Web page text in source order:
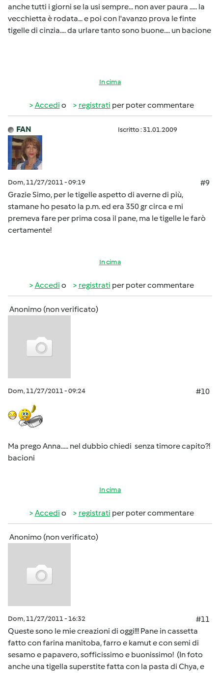
anche tutti i giorni se la usi sempre... non aver paura ..... la
vecchietta è rodata... e poi con l'avanzo prova le finte
tigelle di cinzia.... da urlare tanto sono buone.... un bacione
In cima
Accedi o registrati per poter commentare
FAN Iscritto : 31.01.2009
Dom, 11/27/2011 - 09:19
#9
Grazie Simo, per le tigelle aspetto di averne di più,
stamane ho pesato la p.m. ed era 350 gr circa e mi
premeva fare per prima cosa il pane, ma le tigelle le farò
certamente!
In cima
Accedi o registrati per poter commentare
Anonimo (non verificato)
Dom, 11/27/2011 - 09:24 #10
Ma prego Anna..... nel dubbio chiedi senza timore capito?!
bacioni
In cima
Accedi o registrati per poter commentare
Anonimo (non verificato)
Dom, 11/27/2011 - 16:32
#11
Queste sono le mie creazioni di oggi!!! Pane in cassetta
fatto con farina manitoba, farro e kamut e con semi di
sesamo e papavero, sofficissimo e buonissimo! (In foto
anche una tigella superstite fatta con la pasta di Chya, e